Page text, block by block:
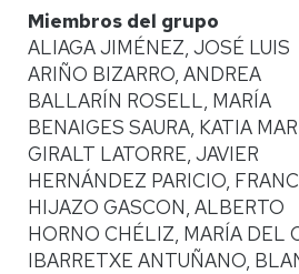
Miembros del grupo
ALIAGA JIMÉNEZ, JOSÉ LUIS
ARIÑO BIZARRO, ANDREA
BALLARÍN ROSELL, MARÍA
BENAIGES SAURA, KATIA
GIRALT LATORRE, JAVIER
HERNÁNDEZ PARICIO,
HIJAZO GASCON, ALBERTO
HORNO CHÉLIZ, MARÍA DEL
IBARRETXE ANTUÑANO,